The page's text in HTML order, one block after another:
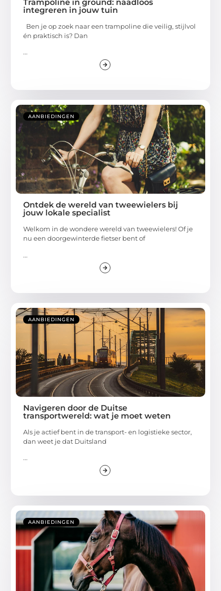
Trampoline in ground: naadloos
integreren in jouw tuin
Ben je op zoek naar een trampoline die veilig, stijlvol
én praktisch is? Dan
...
AANBIEDINGEN
Ontdek de wereld van tweewielers bij
jouw lokale specialist
Welkom in de wondere wereld van tweewielers! Of je
nu een doorgewinterde fietser bent of
...
AANBIEDINGEN
Navigeren door de Duitse
transportwereld: wat je moet weten
Als je actief bent in de transport- en logistieke sector,
dan weet je dat Duitsland
...
AANBIEDINGEN